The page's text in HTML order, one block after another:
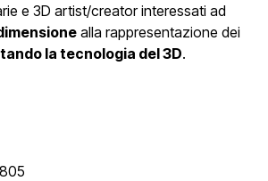
e 3D artist/creator interessati ad
alla rappresentazione dei
la tecnologia del 3D.